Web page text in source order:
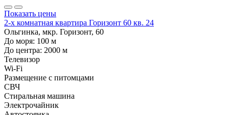
Показать цены
2-х комнатная квартира Горизонт 60 кв. 24
Ольгинка, мкр. Горизонт, 60
До моря: 100 м
До центра: 2000 м
Телевизор
Wi-Fi
Размещение с питомцами
СВЧ
Стиральная машина
Электрочайник